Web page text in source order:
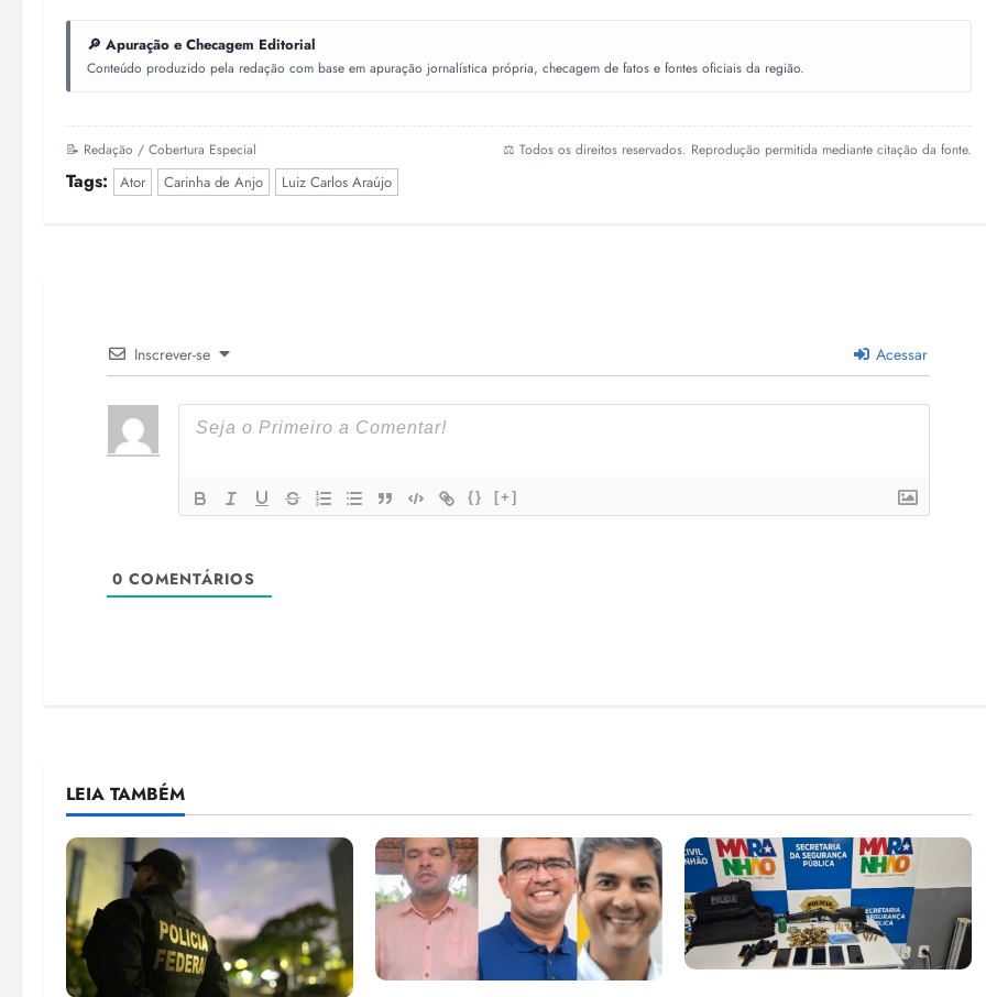
🔎 Apuração e Checagem Editorial
Conteúdo produzido pela redação com base em apuração jornalística própria, checagem de fatos e fontes oficiais da região.
📝 Redação / Cobertura Especial ⚖️ Todos os direitos reservados. Reprodução permitida mediante citação da fonte.
Tags: Ator Carinha de Anjo Luiz Carlos Araújo
Inscrever-se Acessar
{} [+]
0 COMENTÁRIOS
LEIA TAMBÉM